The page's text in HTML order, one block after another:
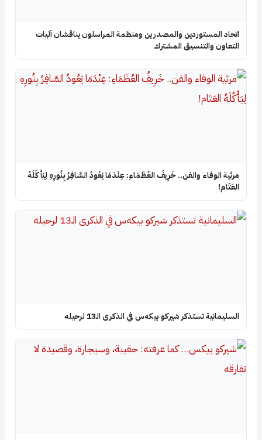
اتحاد المستوردين والمصدرين ومنظمة المراسلون يناقشان آليات
التعاون والتنسيق المشترك
​مرثية الوفاء والفن.. خَرِيفُ العُظَمَاءِ: عِنْدَمَا يَعُودُ السَّافِرُ بِنُورِهِ لِيَأْكُلَهُ
العَتَام!
السليمانية تستذكر شيركو بيكه‌س في الذكرى الـ13 لرحيله